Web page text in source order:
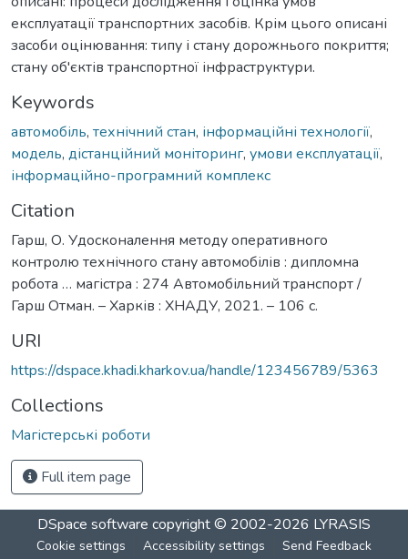
експлуатації транспортних засобів. Крім цього описані
засоби оцінювання: типу і стану дорожнього покриття;
стану об'єктів транспортної інфраструктури.
Keywords
автомобіль, технічний стан, інформаційні технології,
модель, дістанційний моніторинг, умови експлуатації,
інформаційно-програмний комплекс
Citation
Гарш, О. Удосконалення методу оперативного
контролю технічного стану автомобілів : дипломна
робота … магістра : 274 Автомобільний транспорт /
Гарш Отман. – Харків : ХНАДУ, 2021. – 106 с.
URI
https://dspace.khadi.kharkov.ua/handle/123456789/5363
Collections
Магістерські роботи
Full item page
DSpace software copyright © 2002-2026 LYRASIS
Cookie settings Accessibility settings Send Feedback